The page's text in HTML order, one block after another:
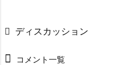
ディスカッション
コメント一覧